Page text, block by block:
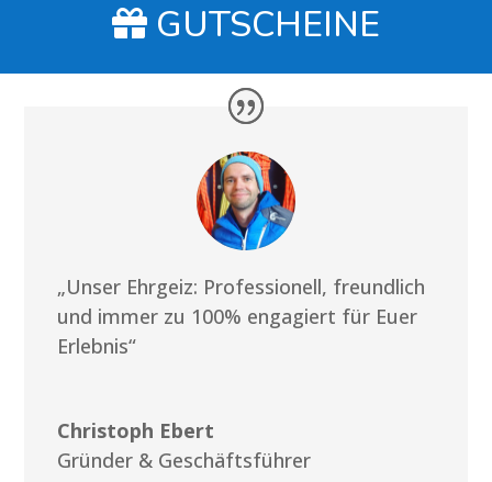
GUTSCHEINE
„Unser Ehrgeiz: Professionell, freundlich
und immer zu 100% engagiert für Euer
Erlebnis“
Christoph Ebert
Gründer & Geschäftsführer